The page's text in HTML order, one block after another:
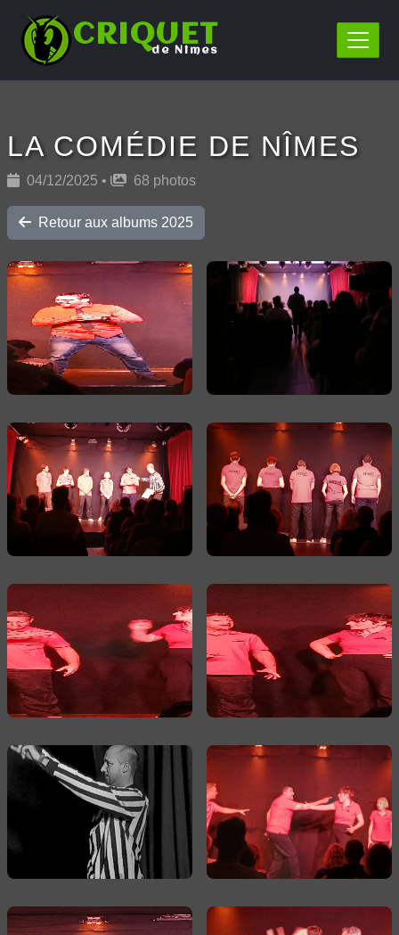
CRIQUET
de Nîmes
LA COMÉDIE DE NÎMES
04/12/2025 • 68 photos
Retour aux albums 2025